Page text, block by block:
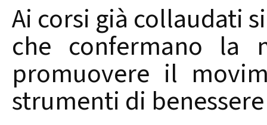
Ai corsi già collaudati
che confermano la
promuovere il
strumenti di